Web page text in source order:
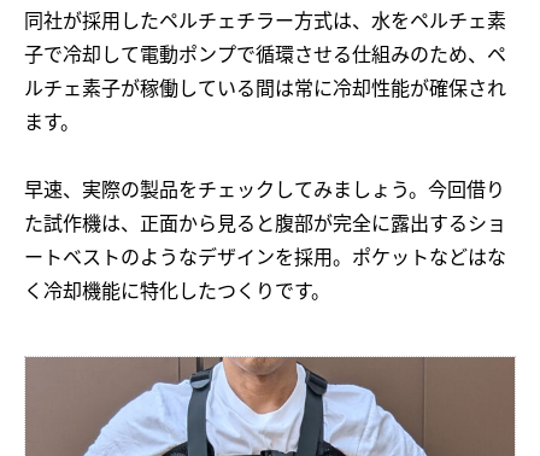
同社が採用したペルチェチラー方式は、水をペルチェ素
子で冷却して電動ポンプで循環させる仕組みのため、ペ
ルチェ素子が稼働している間は常に冷却性能が確保され
ます。
早速、実際の製品をチェックしてみましょう。今回借り
た試作機は、正面から見ると腹部が完全に露出するショ
ートベストのようなデザインを採用。ポケットなどはな
く冷却機能に特化したつくりです。